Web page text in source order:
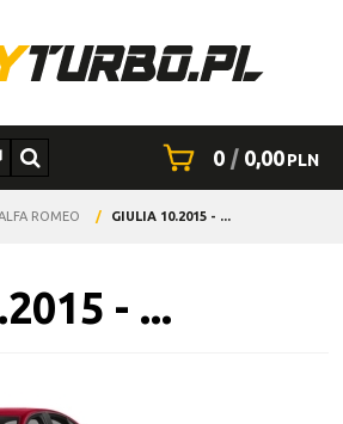
Szukaj
0 | 0,00PLN
ROMEO / GIULIA 10.2015 - ...
- ...